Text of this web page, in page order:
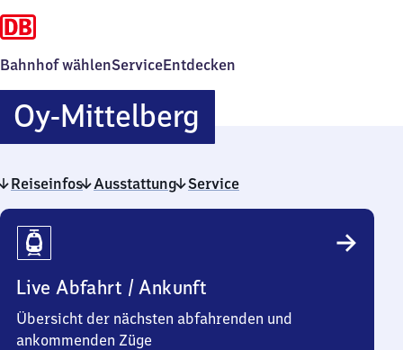
Bahnhof wählenServiceEntdecken
Oy-Mittelberg
Mittelberg
Reiseinfos Ausstattung Service
Reiseinfos
Live Abfahrt / Ankunft
Übersicht der nächsten abfahrenden und
ankommenden Züge